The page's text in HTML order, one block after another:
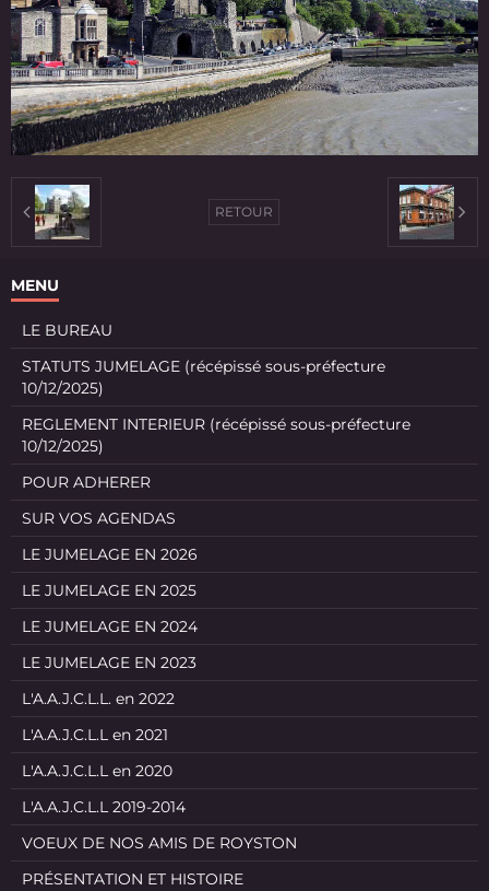
RETOUR
MENU
LE BUREAU
STATUTS JUMELAGE (récépissé sous-préfecture
10/12/2025)
REGLEMENT INTERIEUR (récépissé sous-préfecture
10/12/2025)
POUR ADHERER
SUR VOS AGENDAS
LE JUMELAGE EN 2026
LE JUMELAGE EN 2025
LE JUMELAGE EN 2024
LE JUMELAGE EN 2023
L'A.A.J.C.L.L. en 2022
L'A.A.J.C.L.L en 2021
L'A.A.J.C.L.L en 2020
L'A.A.J.C.L.L 2019-2014
VOEUX DE NOS AMIS DE ROYSTON
PRÉSENTATION ET HISTOIRE